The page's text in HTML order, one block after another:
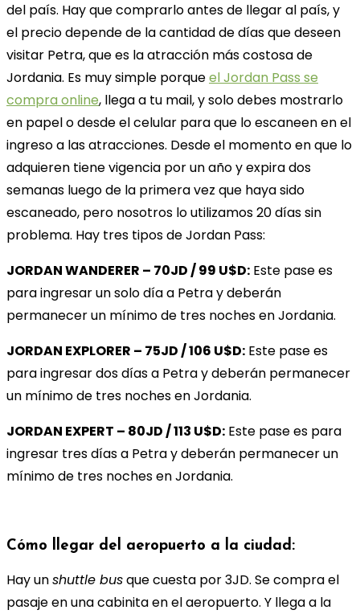
del país. Hay que comprarlo antes de llegar al país, y
el precio depende de la cantidad de días que deseen
visitar Petra, que es la atracción más costosa de
Jordania. Es muy simple porqueel Jordan Pass se
compra online, llega a tu mail, y solo debes mostrarlo
en papel o desde el celular para que lo escaneen en el
ingreso a las atracciones. Desde el momento en que lo
adquieren tiene vigencia por un año y expira dos
semanas luego de la primera vez que haya sido
escaneado, pero nosotros lo utilizamos 20 días sin
problema. Hay tres tipos de Jordan Pass:
JORDAN WANDERER – 70JD / 99 U$D: Este pase es
para ingresar un solo día a Petra y deberán
permanecer un mínimo de tres noches en Jordania.
JORDAN EXPLORER – 75JD / 106 U$D: Este pase es
para ingresar dos días a Petra y deberán permanecer
un mínimo de tres noches en Jordania.
JORDAN EXPERT – 80JD / 113 U$D: Este pase es para
ingresar tres días a Petra y deberán permanecer un
mínimo de tres noches en Jordania.
Cómo llegar del aeropuerto a la ciudad:
Hay unshuttle busque cuesta por 3JD. Se compra el
pasaje en una cabinita en el aeropuerto. Y llega a la